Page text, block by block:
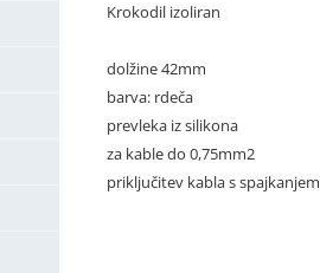
Krokodil izoliran
dolžine 42mm
barva: rdeča
prevleka iz silikona
za kable do 0,75mm2
priključitev kabla s spajkanjem